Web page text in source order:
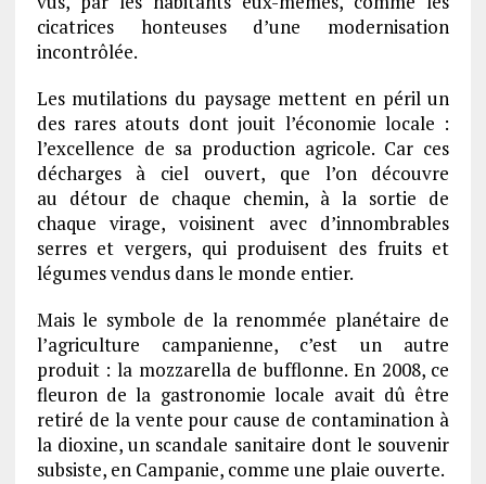
cicatrices honteuses d’une modernisation
incontrôlée.
Les mutilations du paysage mettent en péril un
des rares atouts dont jouit l’économie locale :
l’excellence de sa production agricole. Car ces
décharges à ciel ouvert, que l’on découvre
au détour de chaque chemin, à la sortie de
chaque virage, voisinent avec d’innombrables
serres et vergers, qui produisent des fruits et
légumes vendus dans le monde entier.
Mais le symbole de la renommée planétaire de
l’agriculture campanienne, c’est un autre
produit : la mozzarella de bufflonne. En 2008, ce
fleuron de la gastronomie locale avait dû être
retiré de la vente pour cause de contamination à
la dioxine, un scandale sanitaire dont le souvenir
subsiste, en Campanie, comme une plaie ouverte.